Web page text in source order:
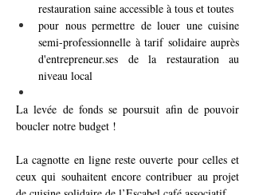
restauration saine accessible à tous et toutes
pour nous permettre de louer une cuisine
semi-professionnelle à tarif solidaire auprès
d'entrepreneur.ses de la restauration au
niveau local
La levée de fonds se poursuit afin de pouvoir
boucler notre budget !
La cagnotte en ligne reste ouverte pour celles et
ceux qui souhaitent encore contribuer au projet